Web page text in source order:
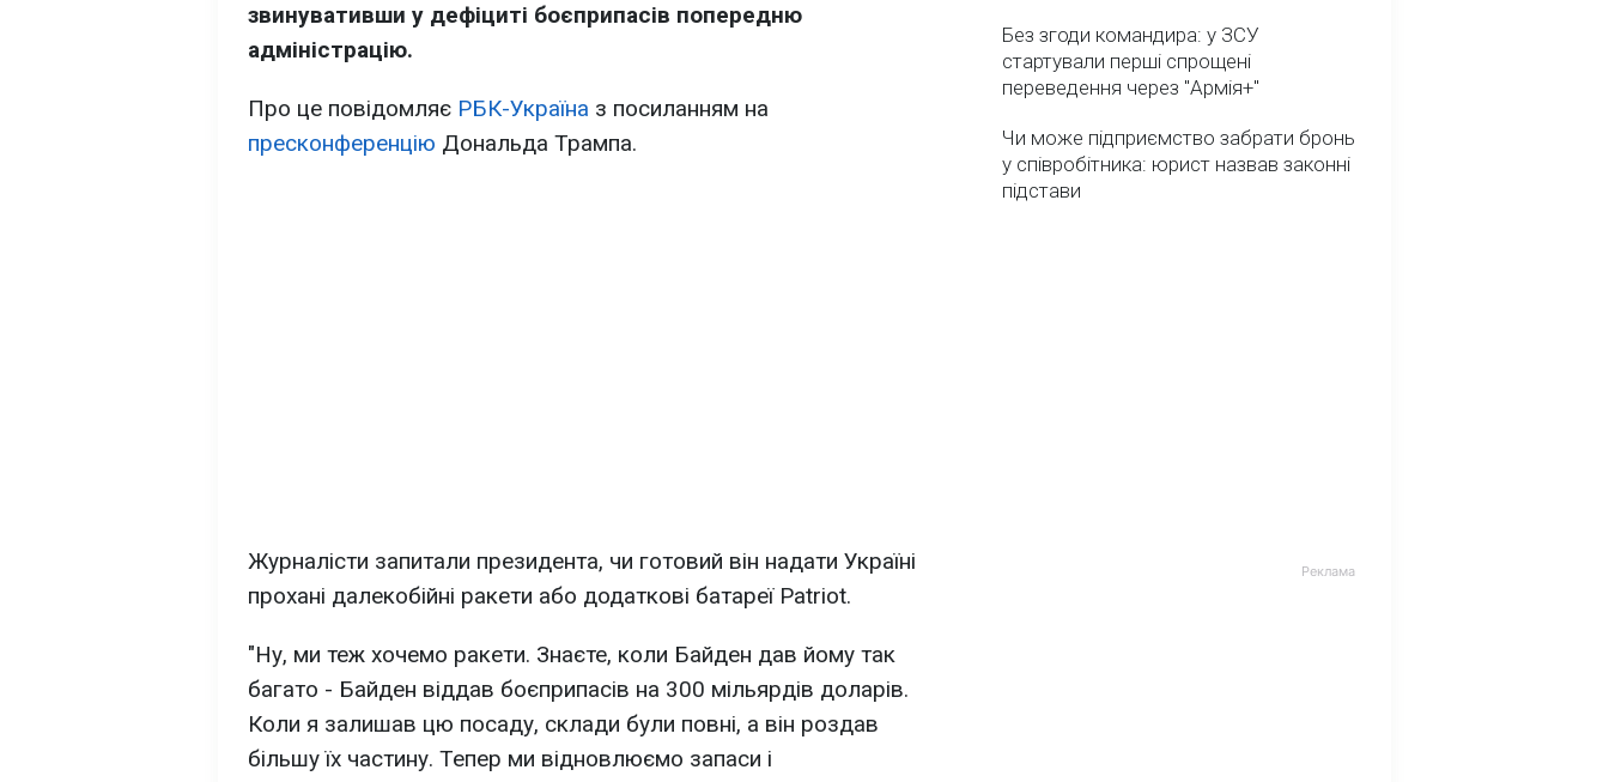
звинувативши у дефіциті боєприпасів попередню
адміністрацію.
Про це повідомляє РБК-Україна з посиланням на
пресконференцію Дональда Трампа.
Журналісти запитали президента, чи готовий він надати Україні
прохані далекобійні ракети або додаткові батареї Patriot.
"Ну, ми теж хочемо ракети. Знаєте, коли Байден дав йому так
багато - Байден віддав боєприпасів на 300 мільярдів доларів.
Коли я залишав цю посаду, склади були повні, а він роздав
більшу їх частину. Тепер ми відновлюємо запаси і
Без згоди командира: у ЗСУ
стартували перші спрощені
переведення через "Армія+"
Чи може підприємство забрати бронь
у співробітника: юрист назвав законні
підстави